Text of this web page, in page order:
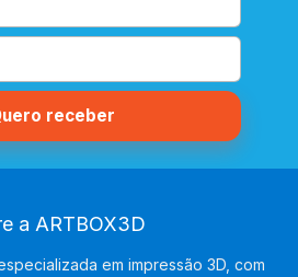
a ARTBOX3D
em impressão 3D, com